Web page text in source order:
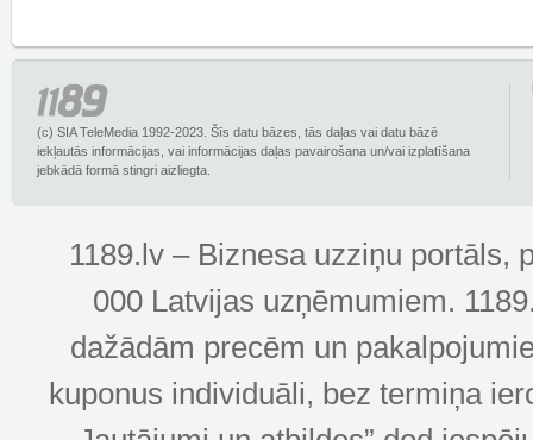
(c) SIA TeleMedia 1992-2023. Šīs datu bāzes, tās daļas vai datu bāzē
iekļautās informācijas, vai informācijas daļas pavairošana un/vai izplatīšana
jebkādā formā stingri aizliegta.
1189.lv – Biznesa uzziņu portāls,
000 Latvijas uzņēmumiem.
dažādām precēm un
kuponus individuāli, bez termiņa